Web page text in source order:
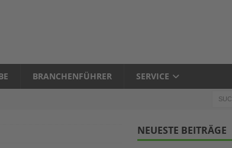
BRANCHENFÜHRER SERVICE
NEUESTE BEITRÄGE